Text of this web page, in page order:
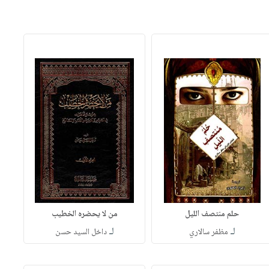
حلم منتصف الليل
لـ مظفر سالاري
من لا يحضره الخطيب
لـداخل السيد حسن